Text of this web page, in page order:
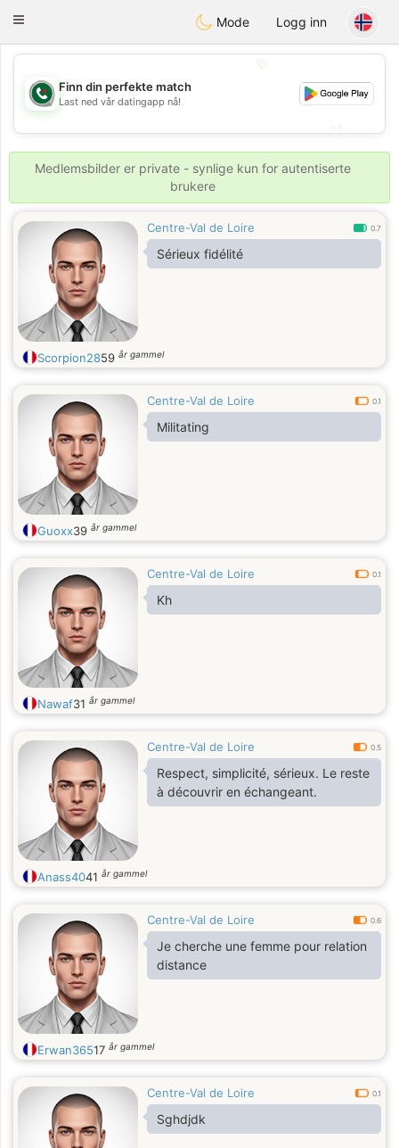
Weshrak
Toggle
Mode Logg inn
💖
💕
Finn din perfekte match
Last ned vår datingapp nå!
Medlemsbilder er private - synlige kun for autentiserte
brukere
Centre-Val de Loire 0.7
Sérieux fidélité
Scorpion2859 år gammel
Centre-Val de Loire 0.1
Militating
Guoxx39 år gammel
Centre-Val de Loire 0.1
Kh
Nawaf31 år gammel
Centre-Val de Loire 0.5
Respect, simplicité, sérieux. Le reste
à découvrir en échangeant.
Anass4041 år gammel
Centre-Val de Loire 0.6
Je cherche une femme pour relation
distance
Erwan36517 år gammel
Centre-Val de Loire 0.1
Sghdjdk